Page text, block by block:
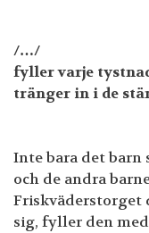
/…/
fyller varje
tränger in i de
Inte bara det barn
och de andra
Friskväderstorget
sig, fyller den